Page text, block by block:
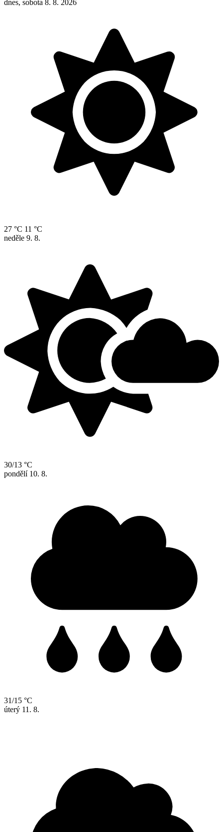
dnes, sobota 8. 8. 2026
27 °C 11 °C
neděle 9. 8.
30/13 °C
pondělí 10. 8.
31/15 °C
úterý 11. 8.